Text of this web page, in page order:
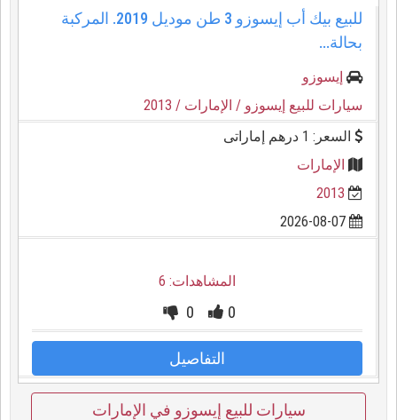
للبيع بيك أب إيسوزو 3 طن موديل 2019. المركبة
بحالة...
إيسوزو
سيارات للبيع إيسوزو / الإمارات / 2013
السعر: 1 درهم إماراتى
الإمارات
2013
المشاهدات: 6
0
0
التفاصيل
سيارات للبيع إيسوزو في الإمارات